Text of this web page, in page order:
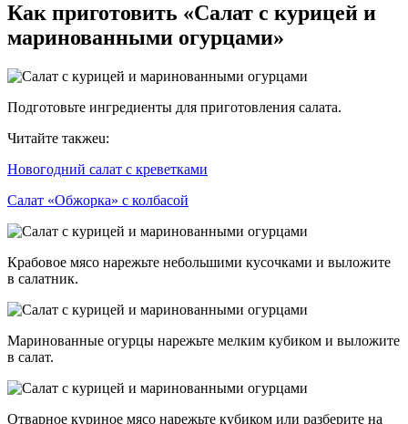
Как приготовить «Салат с курицей и
маринованными огурцами»
Подготовьте ингредиенты для приготовления салата.
Читайте такжеu:
Новогодний салат с креветками
Салат «Обжорка» с колбасой
Крабовое мясо нарежьте небольшими кусочками и выложите
в салатник.
Маринованные огурцы нарежьте мелким кубиком и выложите
в салат.
Отварное куриное мясо нарежьте кубиком или разберите на